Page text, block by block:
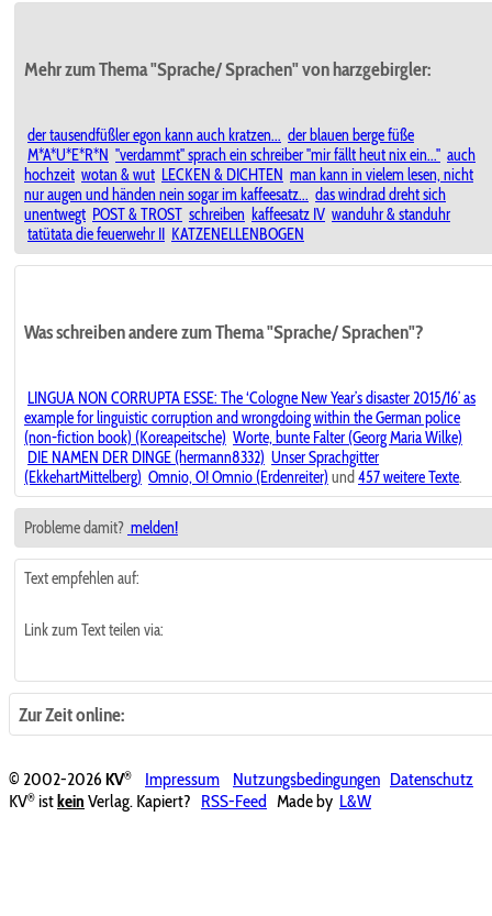
Mehr zum Thema "Sprache/ Sprachen" von harzgebirgler:
der tausendfüßler egon kann auch kratzen... der blauen berge füße
M*A*U*E*R*N "verdammt" sprach ein schreiber "mir fällt heut nix ein..." auch
hochzeit wotan & wut LECKEN & DICHTEN man kann in vielem lesen, nicht
nur augen und händen nein sogar im kaffeesatz... das windrad dreht sich
unentwegt POST & TROST schreiben kaffeesatz IV wanduhr & standuhr
tatütata die feuerwehr II KATZENELLENBOGEN
Was schreiben andere zum Thema "Sprache/ Sprachen"?
LINGUA NON CORRUPTA ESSE: The ‘Cologne New Year’s disaster 2015/16’ as
example for linguistic corruption and wrongdoing within the German police
(non-fiction book) (Koreapeitsche) Worte, bunte Falter (Georg Maria Wilke)
DIE NAMEN DER DINGE (hermann8332) Unser Sprachgitter
(EkkehartMittelberg) Omnio, O! Omnio (Erdenreiter) und 457 weitere Texte.
Probleme damit? melden!
Text empfehlen auf:
Link zum Text teilen via:
Zur Zeit online:
© 2002-2026KV® Impressum Nutzungsbedingungen Datenschutz
KV® ist kein Verlag. Kapiert? RSS-Feed Made by L&W